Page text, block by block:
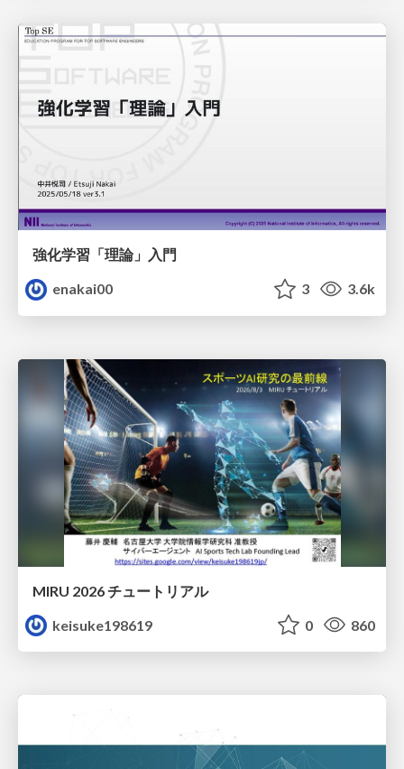
強化学習「理論」入門
enakai00
3 3.6k
MIRU 2026 チュートリアル
keisuke198619
0 860